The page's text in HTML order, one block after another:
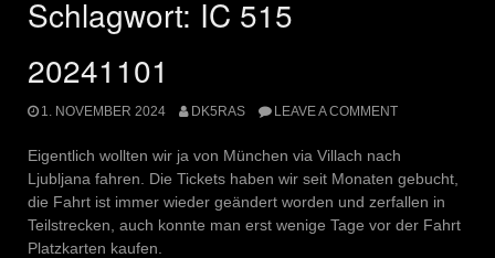
Schlagwort: IC 515
20241101
1. NOVEMBER 2024 DK5RAS LEAVE A COMMENT
Eigentlich wollten wir ja von München via Villach nach
Ljubljana fahren. Die Tickets haben wir seit Monaten gebucht,
die Fahrt ist immer wieder geändert worden und zerfallen in
Teilstrecken, auch konnte man erst wenige Tage vor der Fahrt
Platzkarten kaufen.